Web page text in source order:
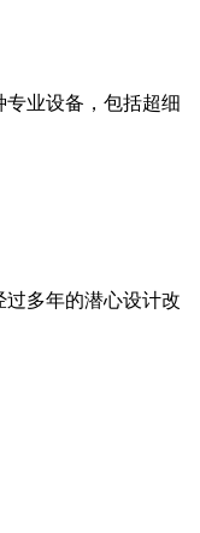
业设备，包括超细
多年的潜心设计改